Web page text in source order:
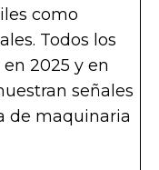
como
Todos los
2025 y en
señales
de maquinaria